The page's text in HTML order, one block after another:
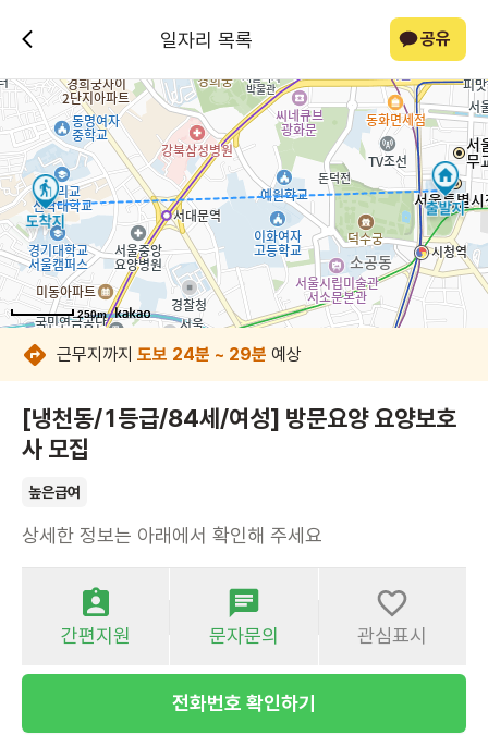
일자리 목록 공유
250m
250m
250m
250m
250m
250m
250m
250m
근무지까지 도보 24분 ~ 29분 예상
[냉천동/1등급/84세/여성] 방문요양 요양보호
사 모집
높은급여
상세한 정보는 아래에서 확인해 주세요
간편지원 문자문의 관심표시
전화번호 확인하기